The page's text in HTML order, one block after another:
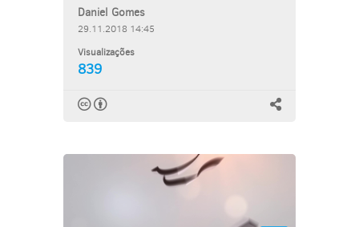
Daniel Gomes
29.11.2018 14:45
Visualizações
839